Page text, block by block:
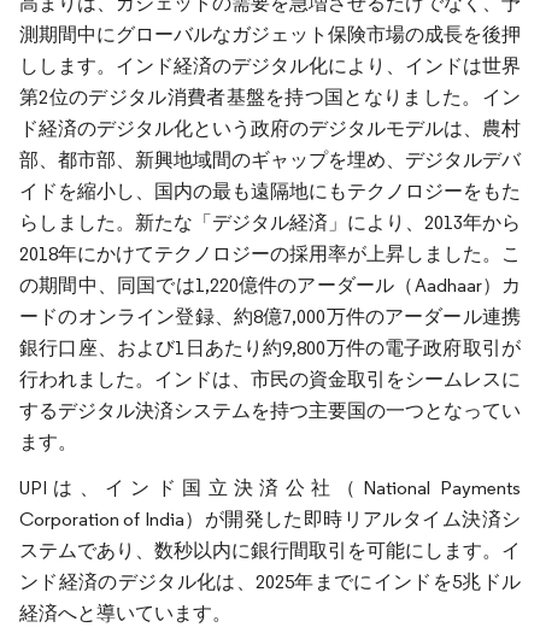
測期間中にグローバルなガジェット保険市場の成長を後押
しします。インド経済のデジタル化により、インドは世界
第2位のデジタル消費者基盤を持つ国となりました。イン
ド経済のデジタル化という政府のデジタルモデルは、農村
部、都市部、新興地域間のギャップを埋め、デジタルデバ
イドを縮小し、国内の最も遠隔地にもテクノロジーをもた
らしました。新たな「デジタル経済」により、2013年から
2018年にかけてテクノロジーの採用率が上昇しました。こ
の期間中、同国では1,220億件のアーダール（Aadhaar）カ
ードのオンライン登録、約8億7,000万件のアーダール連携
銀行口座、および1日あたり約9,800万件の電子政府取引が
行われました。インドは、市民の資金取引をシームレスに
するデジタル決済システムを持つ主要国の一つとなってい
ます。
UPIは、インド国立決済公社（National Payments
Corporation of India）が開発した即時リアルタイム決済シ
ステムであり、数秒以内に銀行間取引を可能にします。イ
ンド経済のデジタル化は、2025年までにインドを5兆ドル
経済へと導いています。